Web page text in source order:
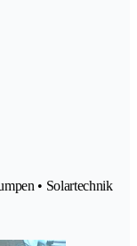
• Solartechnik